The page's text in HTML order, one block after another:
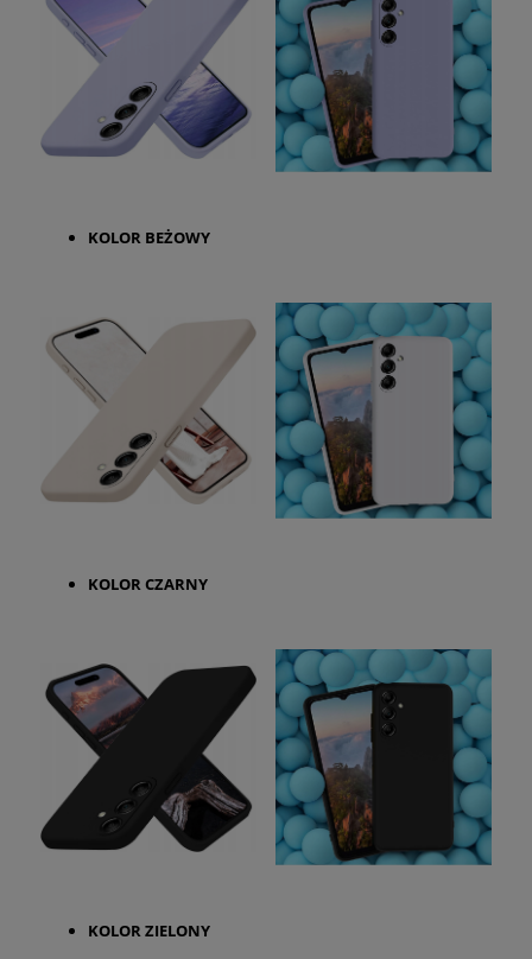
KOLOR BEŻOWY
KOLOR CZARNY
KOLOR ZIELONY